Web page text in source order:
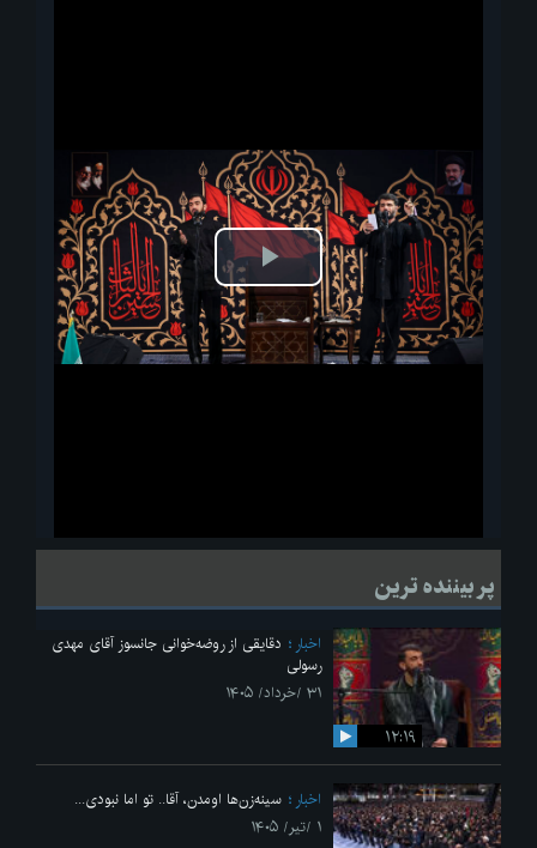
پخش
ویدیو
لحظاتی از قرائت زیارت اربعین امام حسین(ع) در مراسم عزاداری هیئات
پر بیننده ترین
۱۲:۱۹
اخبار
دقایقی از روضه‌خوانی جانسوز آقای مهدی
رسولی
۳۱ /خرداد/ ۱۴۰۵
اخبار
سینه‌زن‌ها اومدن،‌ آقا.. تو اما نبودی...
۱ /تیر/ ۱۴۰۵